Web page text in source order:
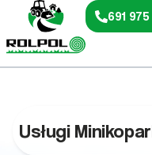
691 975
Usługi